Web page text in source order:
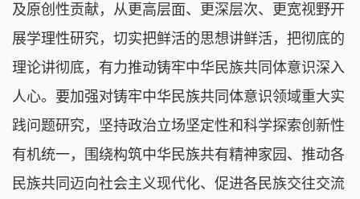
及原创性贡献，从更高层面、更深层次、更宽视野开
展学理性研究，切实把鲜活的思想讲鲜活，把彻底的
理论讲彻底，有力推动铸牢中华民族共同体意识深入
人心。要加强对铸牢中华民族共同体意识领域重大实
践问题研究，坚持政治立场坚定性和科学探索创新性
有机统一，围绕构筑中华民族共有精神家园、推动各
民族共同迈向社会主义现代化、促进各民族交往交流